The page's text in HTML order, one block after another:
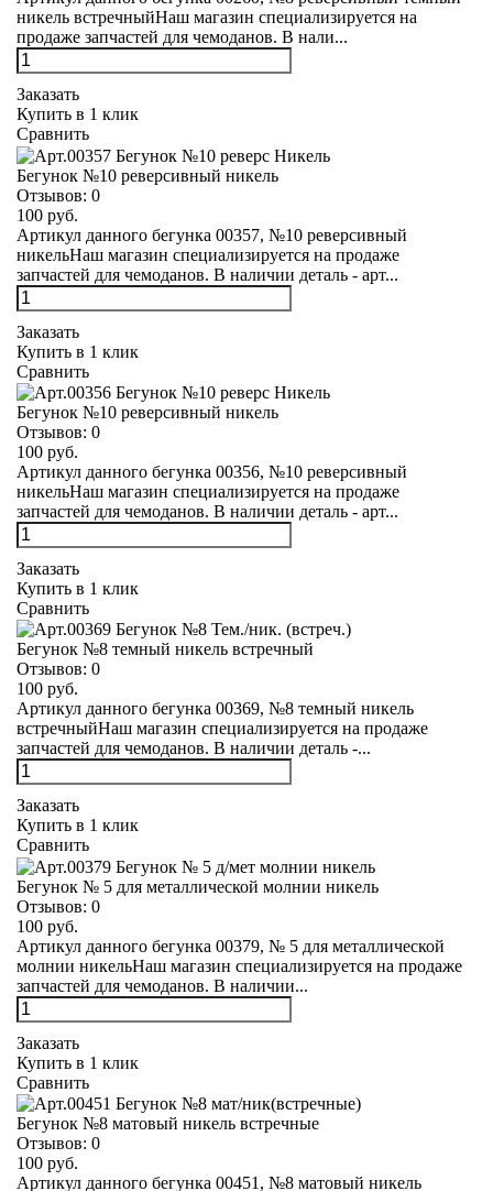
никель встречныйНаш магазин специализируется на
продаже запчастей для чемоданов. В нали...
Заказать
Купить в 1 клик
Сравнить
Бегунок №10 реверсивный никель
Отзывов: 0
100 руб.
Артикул данного бегунка 00357, №10 реверсивный
никельНаш магазин специализируется на продаже
запчастей для чемоданов. В наличии деталь - арт...
Заказать
Купить в 1 клик
Сравнить
Бегунок №10 реверсивный никель
Отзывов: 0
100 руб.
Артикул данного бегунка 00356, №10 реверсивный
никельНаш магазин специализируется на продаже
запчастей для чемоданов. В наличии деталь - арт...
Заказать
Купить в 1 клик
Сравнить
Бегунок №8 темный никель встречный
Отзывов: 0
100 руб.
Артикул данного бегунка 00369, №8 темный никель
встречныйНаш магазин специализируется на продаже
запчастей для чемоданов. В наличии деталь -...
Заказать
Купить в 1 клик
Сравнить
Бегунок № 5 для металлической молнии никель
Отзывов: 0
100 руб.
Артикул данного бегунка 00379, № 5 для металлической
молнии никельНаш магазин специализируется на продаже
запчастей для чемоданов. В наличии...
Заказать
Купить в 1 клик
Сравнить
Бегунок №8 матовый никель встречные
Отзывов: 0
100 руб.
Артикул данного бегунка 00451, №8 матовый никель